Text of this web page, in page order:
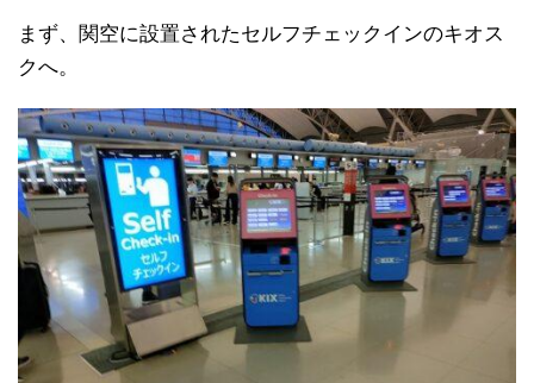
まず、関空に設置されたセルフチェックインのキオス
クへ。